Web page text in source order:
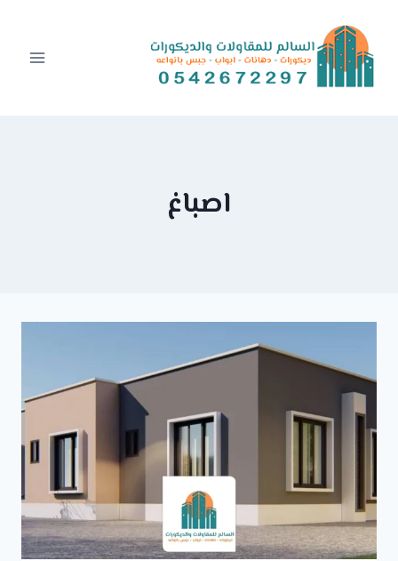
content
اصباغ